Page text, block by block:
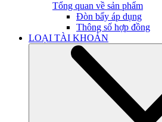
Tổng quan về sản phẩm
Đòn bẩy áp dụng
Thông số hợp đồng
LOẠI TÀI KHOẢN